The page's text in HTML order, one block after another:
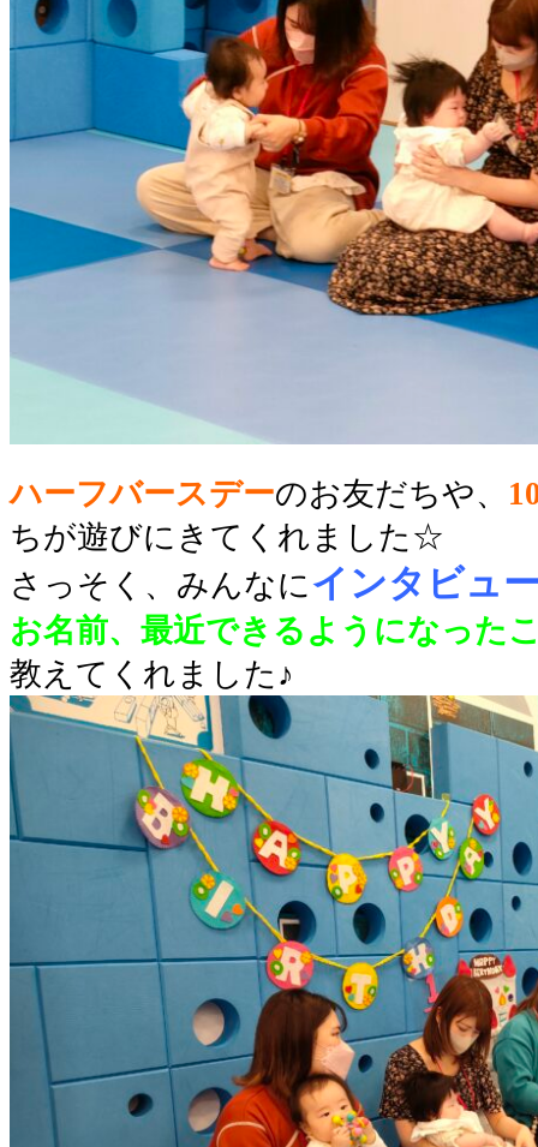
ハーフバースデーのお友だちや、
ちが遊びにきてくれました☆
さっそく、みんなにインタビュ
お名前、最近できるようになった
教えてくれました♪